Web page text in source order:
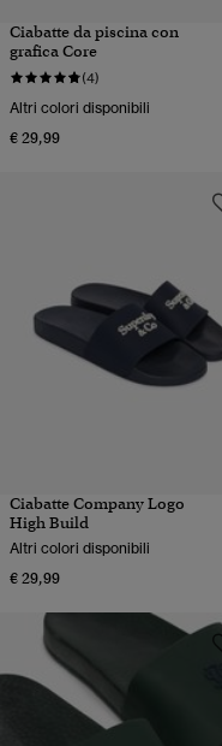
Ciabatte da piscina con
grafica Core
(4)
Altri colori disponibili
€ 29,99
Ciabatte Company Logo
High Build
Altri colori disponibili
€ 29,99